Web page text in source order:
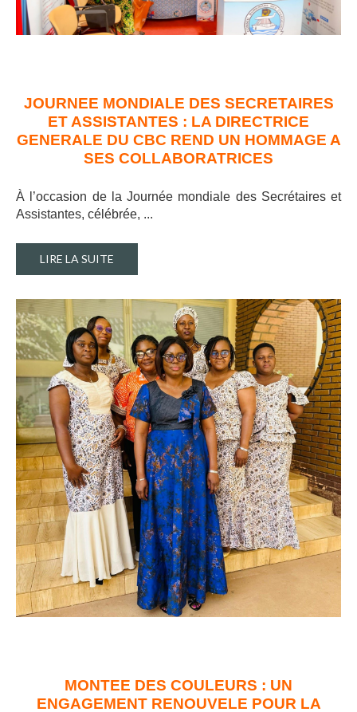
JOURNEE MONDIALE DES SECRETAIRES
ET ASSISTANTES : LA DIRECTRICE
GENERALE DU CBC REND UN HOMMAGE A
SES COLLABORATRICES
À l’occasion de la Journée mondiale des Secrétaires et
Assistantes, célébrée, ...
LIRE LA SUITE
MONTEE DES COULEURS : UN
ENGAGEMENT RENOUVELE POUR LA